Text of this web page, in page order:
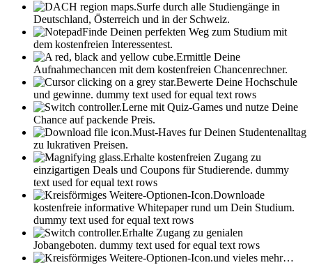
Surfe durch alle Studiengänge in
Deutschland, Österreich und in der Schweiz.
Finde Deinen perfekten Weg zum Studium mit
dem kostenfreien Interessentest.
Ermittle Deine
Aufnahmechancen mit dem kostenfreien Chancenrechner.
Bewerte Deine Hochschule
und gewinne. dummy text used for equal text rows
Lerne mit Quiz-Games und nutze Deine
Chance auf packende Preis.
Must-Haves fur Deinen Studentenalltag
zu lukrativen Preisen.
Erhalte kostenfreien Zugang zu
einzigartigen Deals und Coupons für Studierende. dummy
text used for equal text rows
Downloade
kostenfreie informative Whitepaper rund um Dein Studium.
dummy text used for equal text rows
Erhalte Zugang zu genialen
Jobangeboten. dummy text used for equal text rows
und vieles mehr…